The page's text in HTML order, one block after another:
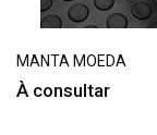
MANTA MOEDA
À consultar